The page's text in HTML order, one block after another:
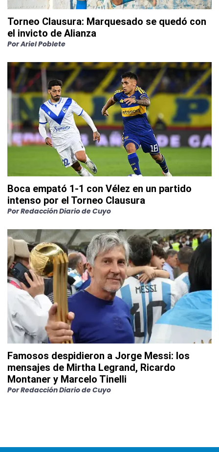
Torneo Clausura: Marquesado se quedó con
el invicto de Alianza
PorAriel Poblete
Boca empató 1-1 con Vélez en un partido
intenso por el Torneo Clausura
PorRedacción Diario de Cuyo
Famosos despidieron a Jorge Messi: los
mensajes de Mirtha Legrand, Ricardo
Montaner y Marcelo Tinelli
PorRedacción Diario de Cuyo